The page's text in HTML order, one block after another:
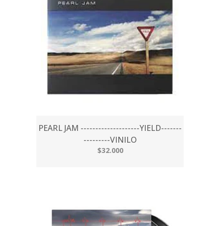
PEARL JAM --------------------YIELD-------
---------VINILO
$32.000